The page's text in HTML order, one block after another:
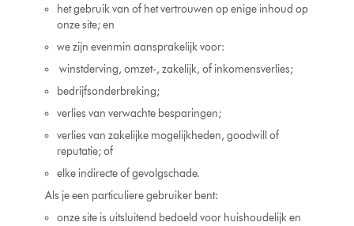
het gebruik van of het vertrouwen op enige inhoud op
onze site; en
we zijn evenmin aansprakelijk voor:
winstderving, omzet-, zakelijk, of inkomensverlies;
bedrijfsonderbreking;
verlies van verwachte besparingen;
verlies van zakelijke mogelijkheden, goodwill of
reputatie; of
elke indirecte of gevolgschade.
Als je een particuliere gebruiker bent:
onze site is uitsluitend bedoeld voor huishoudelijk en